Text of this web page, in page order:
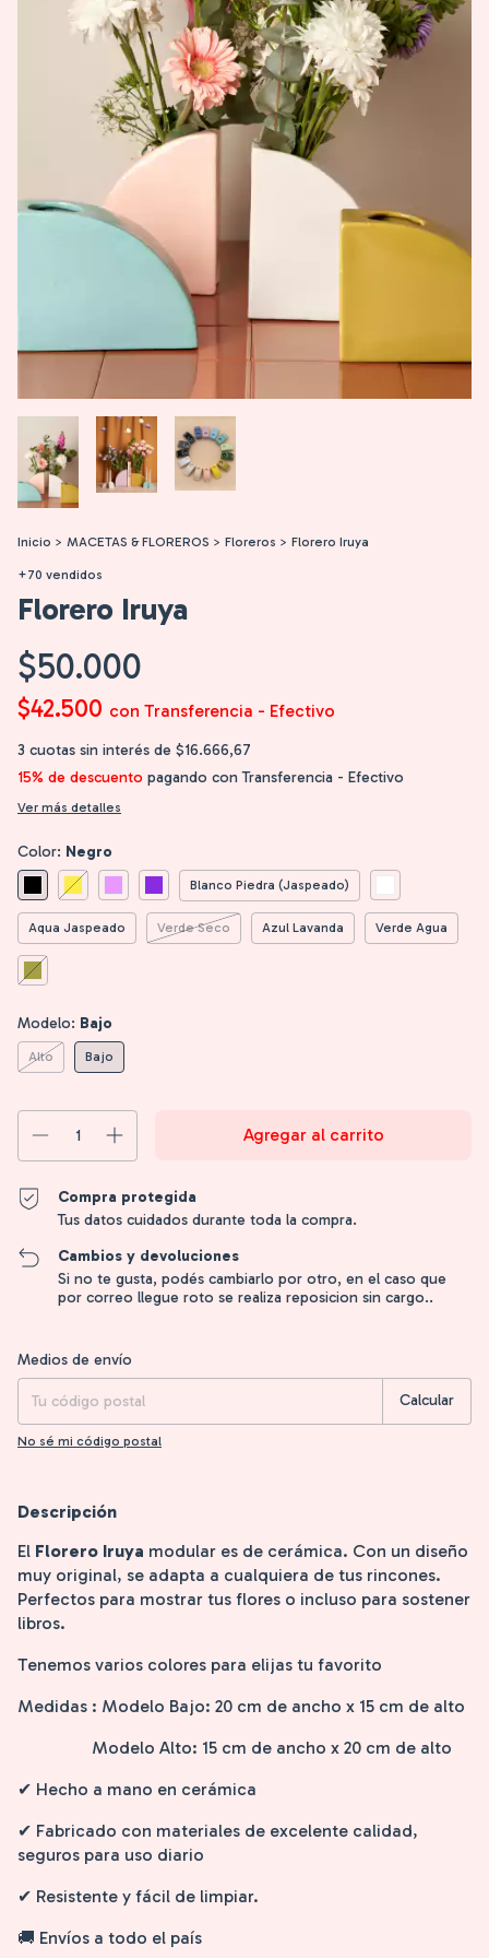
Inicio > MACETAS & FLOREROS > Floreros > Florero Iruya
+70 vendidos
Florero Iruya
$50.000
$42.500 con Transferencia - Efectivo
3 cuotas sin interés de $16.666,67
15% de descuento pagando con Transferencia - Efectivo
Ver más detalles
Color: Negro
Blanco Piedra (Jaspeado)
Aqua Jaspeado Verde Seco Azul Lavanda Verde Agua
Modelo: Bajo
Alto Bajo
Compra protegida
Tus datos cuidados durante toda la compra.
Cambios y devoluciones
Si no te gusta, podés cambiarlo por otro, en el caso que
por correo llegue roto se realiza reposicion sin cargo..
Entregas para el CP:
Medios de envío
Calcular
No sé mi código postal
Descripción
El Florero Iruya modular es de cerámica. Con un diseño
muy original, se adapta a cualquiera de tus rincones.
Perfectos para mostrar tus flores o incluso para sostener
libros.
Tenemos varios colores para elijas tu favorito
Medidas : Modelo Bajo: 20 cm de ancho x 15 cm de alto
Modelo Alto: 15 cm de ancho x 20 cm de alto
✔ Hecho a mano en cerámica
✔ Fabricado con materiales de excelente calidad,
seguros para uso diario
✔ Resistente y fácil de limpiar.
🚚 Envíos a todo el país